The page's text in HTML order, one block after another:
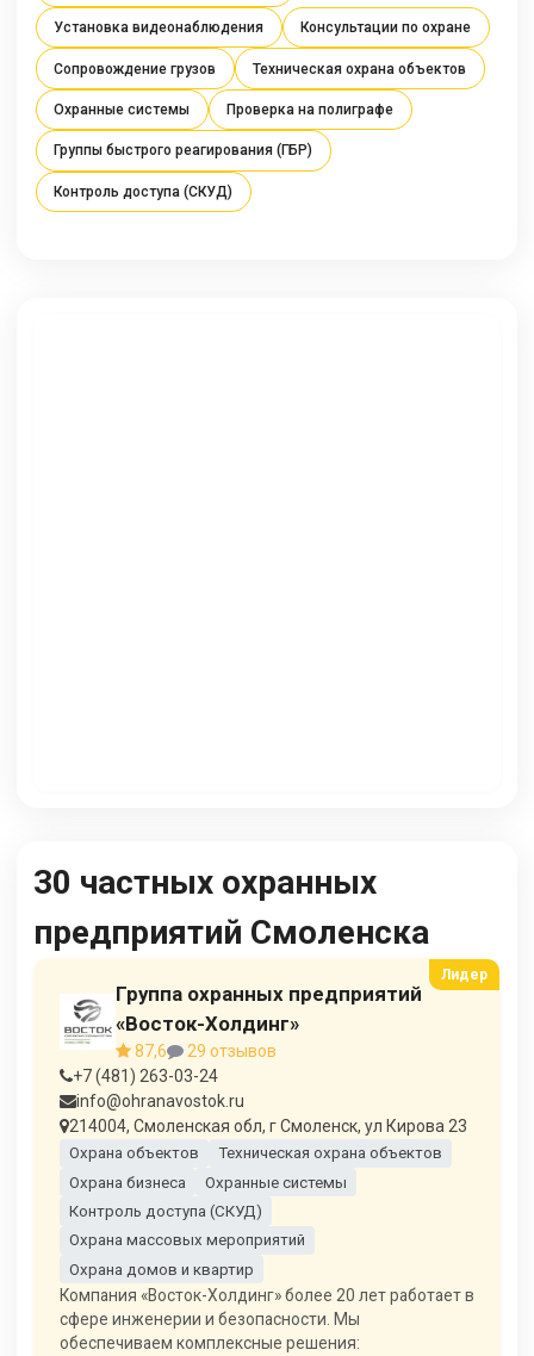
Установка видеонаблюдения Консультации по охране
Сопровождение грузов Техническая охрана объектов
Охранные системы Проверка на полиграфе
Группы быстрого реагирования (ГБР)
Контроль доступа (СКУД)
30 частных охранных
предприятий Смоленска
Группа охранных предприятий
«Восток-Холдинг»
87,6
29 отзывов
+7 (481) 263-03-24
info@ohranavostok.ru
214004, Смоленская обл, г Смоленск, ул Кирова 23
Охрана объектов
Техническая охрана объектов
Охрана бизнеса
Охранные системы
Контроль доступа (СКУД)
Охрана массовых мероприятий
Охрана домов и квартир
Компания «Восток-Холдинг» более 20 лет работает в
сфере инженерии и безопасности. Мы
обеспечиваем комплексные решения: